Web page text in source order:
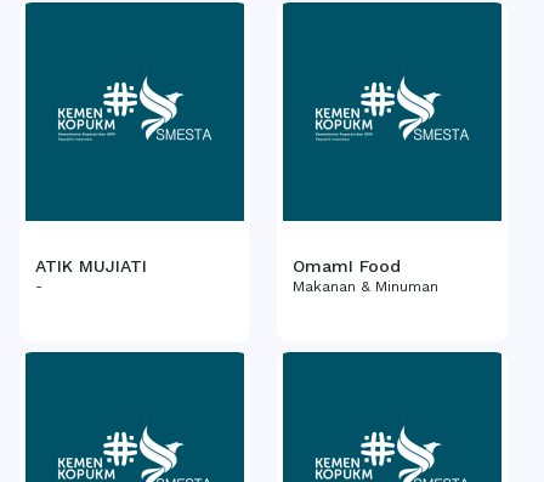
ATIK MUJIATI
-
OmamI Food
Makanan & Minuman